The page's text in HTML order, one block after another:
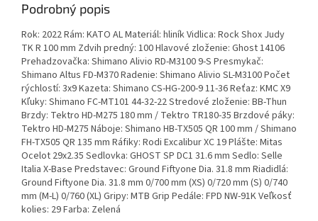
Podrobný popis
Rok: 2022 Rám: KATO AL Materiál: hliník Vidlica: Rock Shox Judy
TK R 100 mm Zdvih predný: 100 Hlavové zloženie: Ghost 14106
Prehadzovačka: Shimano Alivio RD-M3100 9-S Presmykač:
Shimano Altus FD-M370 Radenie: Shimano Alivio SL-M3100 Počet
rýchlostí: 3x9 Kazeta: Shimano CS-HG-200-9 11-36 Reťaz: KMC X9
Kľuky: Shimano FC-MT101 44-32-22 Stredové zloženie: BB-Thun
Brzdy: Tektro HD-M275 180 mm / Tektro TR180-35 Brzdové páky:
Tektro HD-M275 Náboje: Shimano HB-TX505 QR 100 mm / Shimano
FH-TX505 QR 135 mm Ráfiky: Rodi Excalibur XC 19 Plášte: Mitas
Ocelot 29x2.35 Sedlovka: GHOST SP DC1 31.6 mm Sedlo: Selle
Italia X-Base Predstavec: Ground Fiftyone Dia. 31.8 mm Riadidlá:
Ground Fiftyone Dia. 31.8 mm 0/700 mm (XS) 0/720 mm (S) 0/740
mm (M-L) 0/760 (XL) Gripy: MTB Grip Pedále: FPD NW-91K Veľkosť
kolies: 29 Farba: Zelená